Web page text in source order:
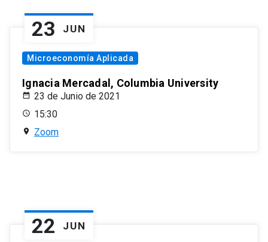
23 JUN
Microeconomía Aplicada
Ignacia Mercadal, Columbia University
23 de Junio de 2021
15:30
Zoom
22 JUN